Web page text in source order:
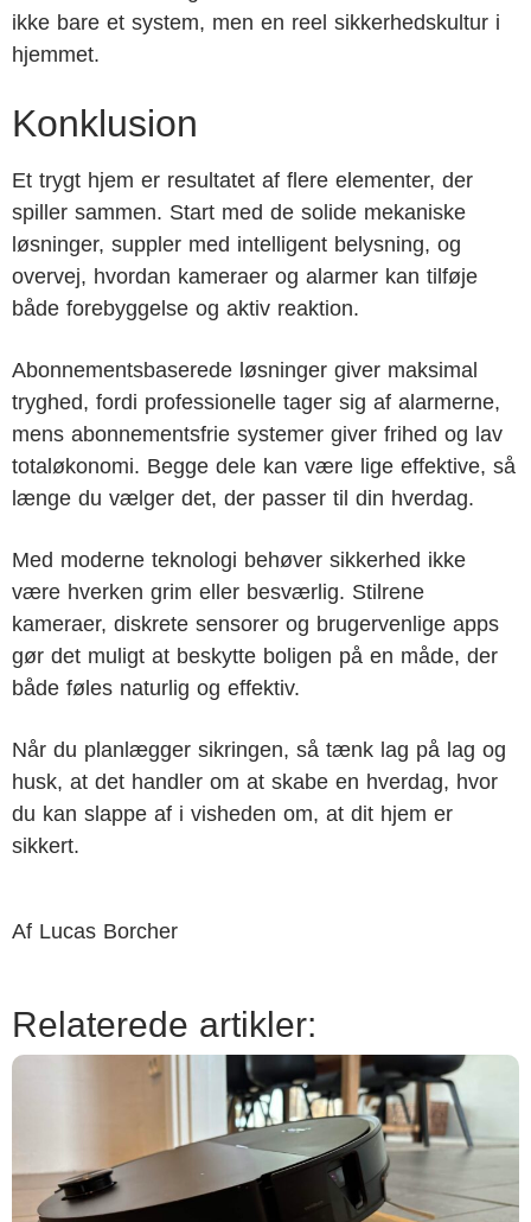
ikke bare et system, men en reel sikkerhedskultur i
hjemmet.
Konklusion
Et trygt hjem er resultatet af flere elementer, der
spiller sammen. Start med de solide mekaniske
løsninger, suppler med intelligent belysning, og
overvej, hvordan kameraer og alarmer kan tilføje
både forebyggelse og aktiv reaktion.
Abonnementsbaserede løsninger giver maksimal
tryghed, fordi professionelle tager sig af alarmerne,
mens abonnementsfrie systemer giver frihed og lav
totaløkonomi. Begge dele kan være lige effektive, så
længe du vælger det, der passer til din hverdag.
Med moderne teknologi behøver sikkerhed ikke
være hverken grim eller besværlig. Stilrene
kameraer, diskrete sensorer og brugervenlige apps
gør det muligt at beskytte boligen på en måde, der
både føles naturlig og effektiv.
Når du planlægger sikringen, så tænk lag på lag og
husk, at det handler om at skabe en hverdag, hvor
du kan slappe af i visheden om, at dit hjem er
sikkert.
Af Lucas Borcher
Relaterede artikler: